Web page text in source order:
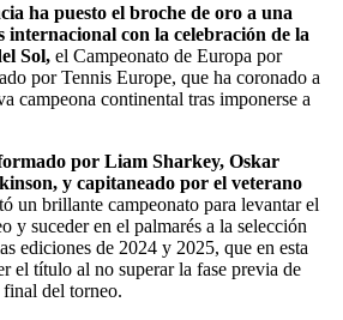
ha puesto el broche de oro a una
internacional con la celebración de la
Sol, el Campeonato de Europa por
por Tennis Europe, que ha coronado a
campeona continental tras imponerse a
por Liam Sharkey, Oskar
y capitaneado por el veterano
un brillante campeonato para levantar el
y suceder en el palmarés a la selección
ediciones de 2024 y 2025, que en esta
el título al no superar la fase previa de
del torneo.